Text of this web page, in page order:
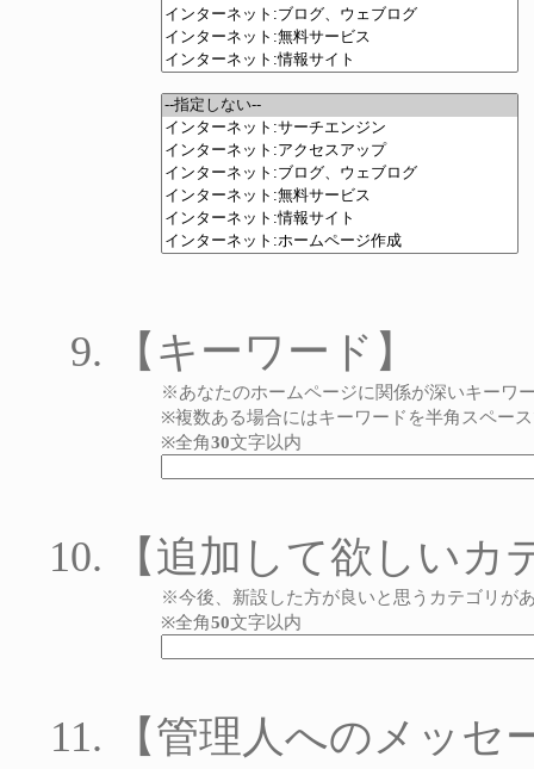
【キーワード】
※あなたのホームページに関係が深いキーワ
※複数ある場合にはキーワードを半角スペー
※全角30文字以内
【追加して欲しいカ
※今後、新設した方が良いと思うカテゴリが
※全角50文字以内
【管理人へのメッセ